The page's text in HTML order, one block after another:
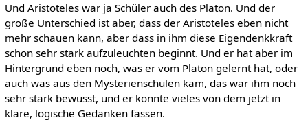
Und Aristoteles war ja Schüler auch des Platon. Und der
große Unterschied ist aber, dass der Aristoteles eben nicht
mehr schauen kann, aber dass in ihm diese Eigendenkkraft
schon sehr stark aufzuleuchten beginnt. Und er hat aber im
Hintergrund eben noch, was er vom Platon gelernt hat, oder
auch was aus den Mysterienschulen kam, das war ihm noch
sehr stark bewusst, und er konnte vieles von dem jetzt in
klare, logische Gedanken fassen.